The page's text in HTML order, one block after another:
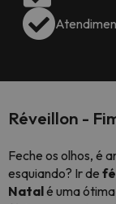
Réveillon -
Feche os olhos, é
esquiando? Ir de
Natalé uma